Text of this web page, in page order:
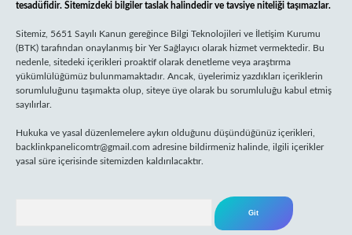
tesadüfidir. Sitemizdeki bilgiler taslak halindedir ve tavsiye niteliği taşımazlar.
Sitemiz, 5651 Sayılı Kanun gereğince Bilgi Teknolojileri ve İletişim Kurumu
(BTK) tarafından onaylanmış bir Yer Sağlayıcı olarak hizmet vermektedir. Bu
nedenle, sitedeki içerikleri proaktif olarak denetleme veya araştırma
yükümlülüğümüz bulunmamaktadır. Ancak, üyelerimiz yazdıkları içeriklerin
sorumluluğunu taşımakta olup, siteye üye olarak bu sorumluluğu kabul etmiş
sayılırlar.
Hukuka ve yasal düzenlemelere aykırı olduğunu düşündüğünüz içerikleri,
backlinkpanelicomtr@gmail.com adresine bildirmeniz halinde, ilgili içerikler
yasal süre içerisinde sitemizden kaldırılacaktır.